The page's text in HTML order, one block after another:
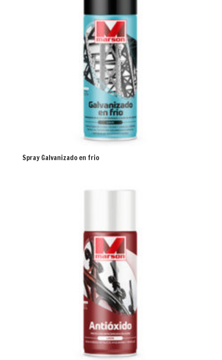
Spray Galvanizado en frio